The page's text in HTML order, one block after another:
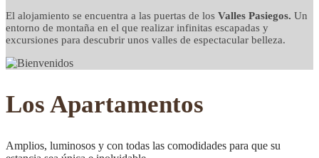
CONFORTABLE
El alojamiento se encuentra a las puertas de los Valles Pasiegos. Un
entorno de montaña en el que realizar infinitas escapadas y
excursiones para descubrir unos valles de espectacular belleza.
Los Apartamentos
Amplios, luminosos y con todas las comodidades para que su